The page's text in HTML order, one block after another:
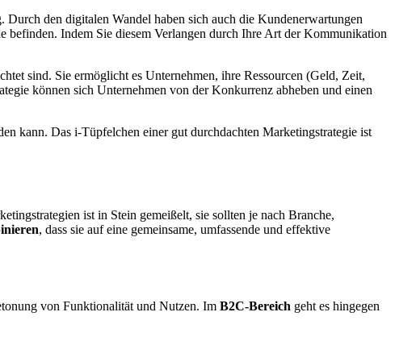
den digitalen Wandel haben sich auch die Kundenerwartungen
befinden. Indem Sie diesem Verlangen durch Ihre Art der Kommunikation
sind. Sie ermöglicht es Unternehmen, ihre Ressourcen (Geld, Zeit,
können sich Unternehmen von der Konkurrenz abheben und einen
kann. Das i-Tüpfelchen einer gut durchdachten Marketingstrategie ist
ist in Stein gemeißelt, sie sollten je nach Branche,
, dass sie auf eine gemeinsame, umfassende und effektive
von Funktionalität und Nutzen. Im B2C-Bereich geht es hingegen